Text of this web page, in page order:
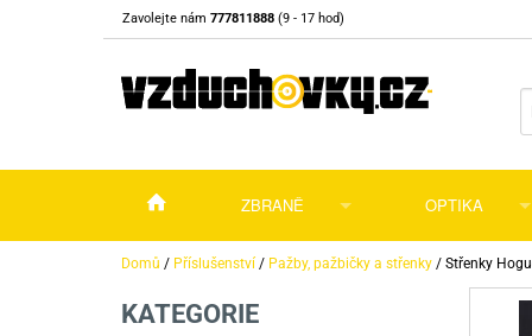
Zavolejte nám 777811888 (9 - 17 hod)
ZBRANĚ
Vzduchovky Vzduchovky na
Vzduchové pistole a revolvery
OPTIKA
Puškohledy
Domů / Příslušenství / Pažby, pažbičky a střenky / Střenky
KATEGORIE